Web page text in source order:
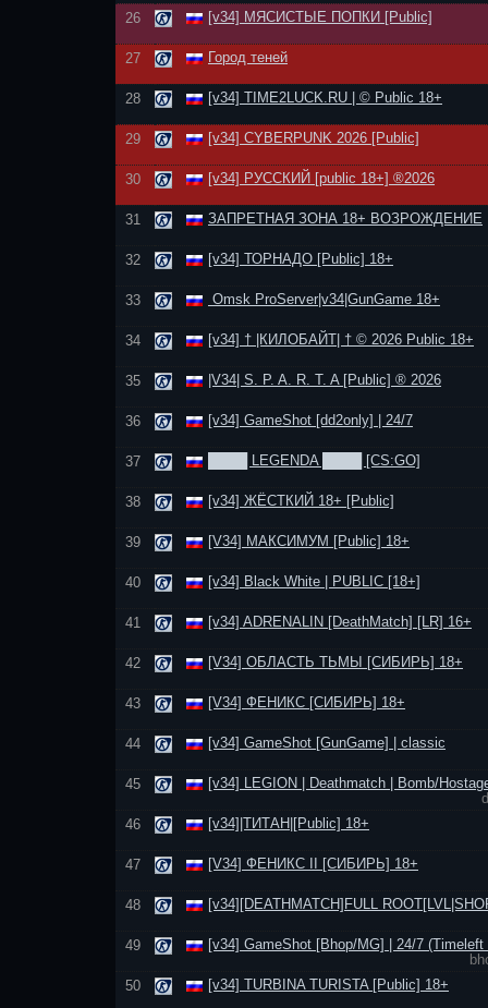
26 [v34] МЯСИСТЫЕ ПОПКИ [Public]
27 Город теней
28 [v34] TIME2LUCK.RU | © Public 18+
29 [v34] CYBERPUNK 2026 [Public]
30 [v34] РУССКИЙ [public 18+] ®2026
31 ЗАПРЕТНАЯ ЗОНА 18+ ВОЗРОЖДЕНИЕ
32 [v34] ТОРНАДО [Public] 18+
33 Omsk ProServer|v34|GunGame 18+
34 [v34] † |КИЛОБАЙТ| † © 2026 Public 18+
35 |V34| S. P. A. R. T. A [Public] ® 2026
36 [v34] GameShot [dd2only] | 24/7
37 ████ LEGENDA ████ [CS:GO]
38 [v34] ЖЁСТКИЙ 18+ [Public]
39 [V34] МАКСИМУМ [Public] 18+
40 [v34] Black White | PUBLIC [18+]
41 [v34] ADRENALIN [DeathMatch] [LR] 16+
42 [V34] ОБЛАСТЬ ТЬМЫ [СИБИРЬ] 18+
43 [V34] ФЕНИКС [СИБИРЬ] 18+
44 [v34] GameShot [GunGame] | classic
45
[v34] LEGION | Deathmatch | Bomb/
46
[v34]|ТИТАН|[Public] 18+
47 [V34] ФЕНИКС II [СИБИРЬ] 18+
48 [v34][DEATHMATCH]FULL
49
[v34] GameShot [Bhop/MG] | 24/7 (Timeleft
50
[v34] TURBINA TURISTA [Public] 18+